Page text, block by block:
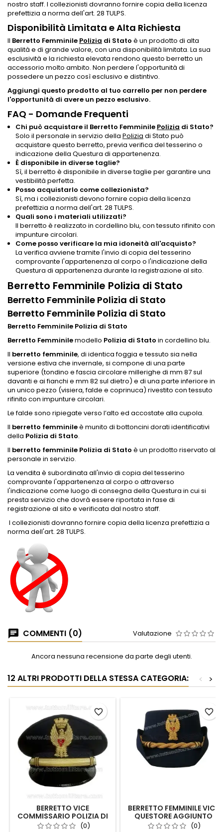
nostro staff. I collezionisti dovranno fornire copia della licenza
prefettizia a norma dell'art. 28 TULPS.
Disponibilità Limitata e Alta Richiesta
Il Berretto Femminile Polizia di Stato è un prodotto di alta
qualità e di grande valore, con una disponibilità limitata. La sua
esclusività e la richiesta elevata rendono questo berretto un
accessorio molto ambito. Non perdere l'opportunità di
possedere un pezzo così esclusivo e distintivo.
Aggiungi questo prodotto al tuo carrello per non perdere
l'opportunità di avere un pezzo esclusivo.
FAQ - Domande Frequenti
Chi può acquistare il Berretto Femminile Polizia di Stato?
Solo il personale in servizio della Polizia di Stato può
acquistare questo berretto, previa verifica del tesserino o
indicazione della Questura di appartenenza.
È disponibile in diverse taglie?
Sì, il berretto è disponibile in diverse taglie per garantire una
vestibilità perfetta.
Posso acquistarlo come collezionista?
Sì, ma i collezionisti devono fornire copia della licenza
prefettizia a norma dell'art. 28 TULPS.
Quali sono i materiali utilizzati?
Il berretto è realizzato in cordellino blu, con tessuto rifinito con
impunture circolari.
Come posso verificare la mia idoneità all'acquisto?
La verifica avviene tramite l'invio di copia del tesserino
comprovante l'appartenenza al corpo o l'indicazione della
Questura di appartenenza durante la registrazione al sito.
Berretto Femminile Polizia di Stato
Berretto Femminile Polizia di Stato
Berretto Femminile Polizia di Stato
Berretto Femminile Polizia di Stato
Berretto Femminilemodello Polizia di Stato in cordellino blu.
Il berretto femminile, di identica foggia e tessuto sia nella
versione estiva che invernale, si compone di una parte
superiore (tondino e fascia circolare millerighe di mm 87 sul
davanti e ai fianchi e mm 82 sul dietro) e di una parte inferiore in
un unico pezzo (visiera, falde e coprinuca) rivestito con tessuto
rifinito con impunture circolari.
Le falde sono ripiegate verso l’alto ed accostate alla cupola.
Il berretto femminileè munito di bottoncini dorati identificativi
della Polizia di Stato.
Il berretto femminile Polizia di Stato è un prodotto riservato al
personale in servizio.
La vendita è subordinata all'invio di copia del tesserino
comprovante l'appartenenza al corpo o attraverso
l'indicazione come luogo di consegna della Questura in cui si
presta servizio che dovrà essere riportata in fase di
registrazione al sito e verificata dal nostro staff.
I collezionisti dovranno fornire copia della licenza prefettizia a
norma dell'art. 28 TULPS.
COMMENTI (0) Valutazione
Ancora nessuna recensione da parte degli utenti.
12 ALTRI PRODOTTI DELLA STESSA CATEGORIA: >
<
BERRETTO VICE
COMMISSARIO POLIZIA DI
STATO
(0)
favorite_border
BERRETTO FEMMINILE VICE
QUESTORE AGGIUNTO
POLIZIA DI STATO
(0)
favorite_border